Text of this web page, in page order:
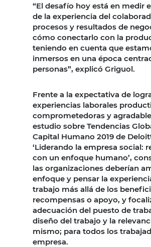
“El desafío hoy está en medir
de la experiencia del
procesos y resultados de
cómo conectarlo con la
teniendo en cuenta que
inmersos en una época
personas”, explicó Griguol.
Frente a la expectativa de
experiencias laborales
comprometedoras y
estudio sobre Tendencias
Capital Humano 2019 de
‘Liderando la empresa social:
con un enfoque humano’,
las organizaciones deberían
enfoque y pensar la
trabajo más allá de los
recompensas o apoyo, y
adecuación del puesto de
diseño del trabajo y la
mismo; para todos los
empresa.